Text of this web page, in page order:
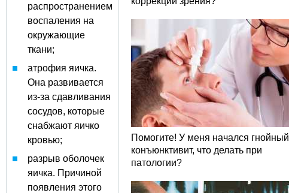
распространением
воспаления на
окружающие
ткани;
атрофия яичка.
Она развивается
из-за сдавливания
сосудов, которые
снабжают яичко
кровью;
разрыв оболочек
яичка. Причиной
появления этого
Помогите! У меня начался гнойный
конъюнктивит, что делать при
патологии?